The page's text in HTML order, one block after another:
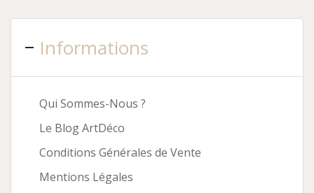
Informations
Qui Sommes-Nous ?
Le Blog ArtDéco
Conditions Générales de Vente
Mentions Légales